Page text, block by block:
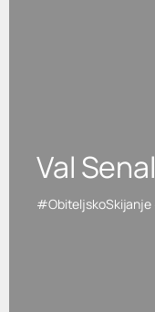
Val